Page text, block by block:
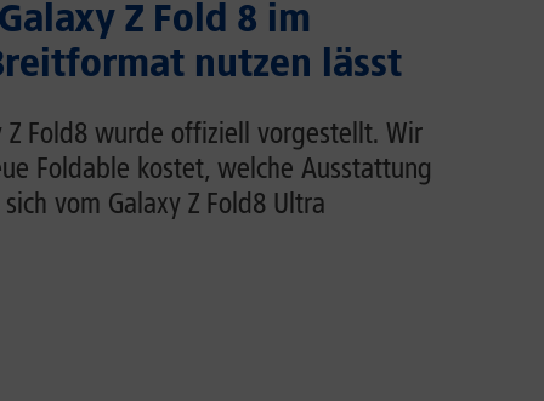
Z Fold 8 im
nutzen lässt
Z Fold8 wurde offiziell vorgestellt. Wir
Foldable kostet, welche Ausstattung
vom Galaxy Z Fold8 Ultra